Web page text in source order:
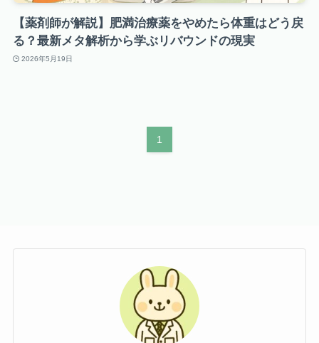
【薬剤師が解説】肥満治療薬をやめたら体重はどう戻
る？最新メタ解析から学ぶリバウンドの現実
2026年5月19日
1